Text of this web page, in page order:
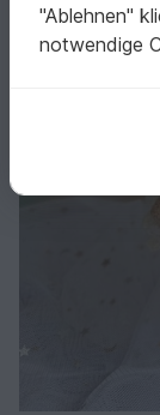
"Ablehnen"
notwendige